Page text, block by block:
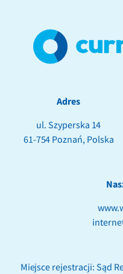
Adres
ul. Szyperska 14
61-754 Poznań, Polska
Miejsce rejestracji: Sąd